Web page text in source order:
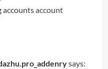
accountsaccount
says: